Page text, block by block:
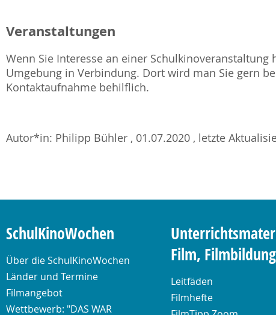
Veranstaltungen
Wenn Sie Interesse an einer
Umgebung in Verbindung. Dort wird man Sie gern
Kontaktaufnahme behilflich.
Autor*in: Philipp Bühler , 01.07.2020 , letzte
SchulKinoWochen
Über die SchulKinoWochen
Länder und Termine
Filmangebot
Wettbewerb: "DAS WAR
Film, Filmbildung
Leitfäden
Filmhefte